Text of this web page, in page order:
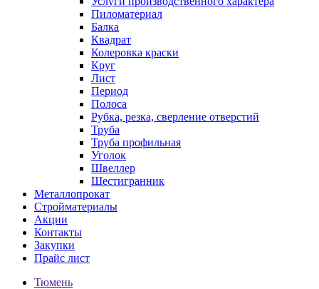
Пиломатериал
Балка
Квадрат
Колеровка краски
Круг
Лист
Период
Полоса
Рубка, резка, сверление отверстий
Труба
Труба профильная
Уголок
Швеллер
Шестигранник
Металлопрокат
Стройматериалы
Акции
Контакты
Закупки
Прайс лист
Тюмень